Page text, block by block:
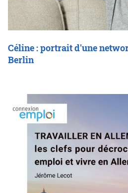
Céline : portrait d'une
Berlin